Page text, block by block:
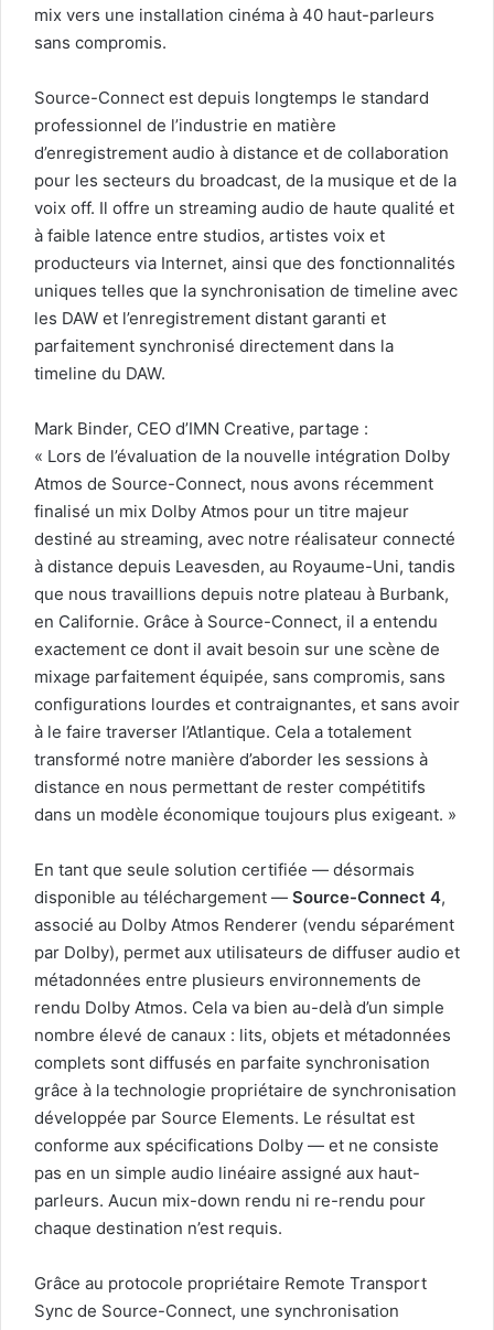
mix vers une installation cinéma à 40 haut-parleurs
sans compromis.
Source-Connect est depuis longtemps le standard
professionnel de l’industrie en matière
d’enregistrement audio à distance et de collaboration
pour les secteurs du broadcast, de la musique et de la
voix off. Il offre un streaming audio de haute qualité et
à faible latence entre studios, artistes voix et
producteurs via Internet, ainsi que des fonctionnalités
uniques telles que la synchronisation de timeline avec
les DAW et l’enregistrement distant garanti et
parfaitement synchronisé directement dans la
timeline du DAW.
Mark Binder, CEO d’IMN Creative, partage :
« Lors de l’évaluation de la nouvelle intégration Dolby
Atmos de Source-Connect, nous avons récemment
finalisé un mix Dolby Atmos pour un titre majeur
destiné au streaming, avec notre réalisateur connecté
à distance depuis Leavesden, au Royaume-Uni, tandis
que nous travaillions depuis notre plateau à Burbank,
en Californie. Grâce à Source-Connect, il a entendu
exactement ce dont il avait besoin sur une scène de
mixage parfaitement équipée, sans compromis, sans
configurations lourdes et contraignantes, et sans avoir
à le faire traverser l’Atlantique. Cela a totalement
transformé notre manière d’aborder les sessions à
distance en nous permettant de rester compétitifs
dans un modèle économique toujours plus exigeant. »
En tant que seule solution certifiée — désormais
disponible au téléchargement — Source-Connect 4,
associé au Dolby Atmos Renderer (vendu séparément
par Dolby), permet aux utilisateurs de diffuser audio et
métadonnées entre plusieurs environnements de
rendu Dolby Atmos. Cela va bien au-delà d’un simple
nombre élevé de canaux : lits, objets et métadonnées
complets sont diffusés en parfaite synchronisation
grâce à la technologie propriétaire de synchronisation
développée par Source Elements. Le résultat est
conforme aux spécifications Dolby — et ne consiste
pas en un simple audio linéaire assigné aux haut-
parleurs. Aucun mix-down rendu ni re-rendu pour
chaque destination n’est requis.
Grâce au protocole propriétaire Remote Transport
Sync de Source-Connect, une synchronisation